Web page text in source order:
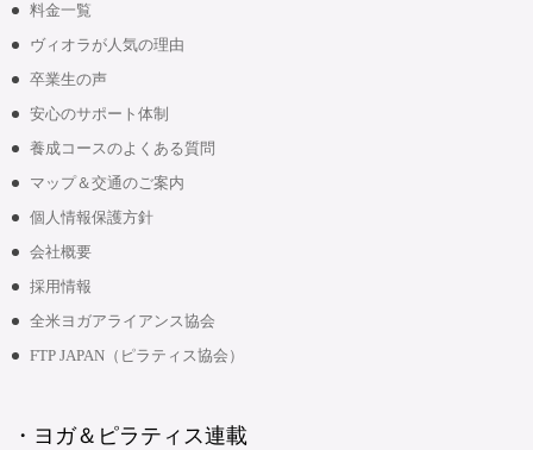
料金一覧
ヴィオラが人気の理由
卒業生の声
安心のサポート体制
養成コースのよくある質問
マップ＆交通のご案内
個人情報保護方針
会社概要
採用情報
全米ヨガアライアンス協会
FTP JAPAN（ピラティス協会）
・ヨガ＆ピラティス連載